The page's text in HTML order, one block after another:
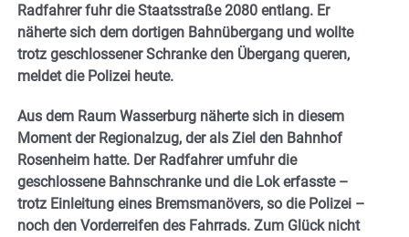
Radfahrer fuhr die Staatsstraße 2080 entlang. Er
näherte sich dem dortigen Bahnübergang und wollte
trotz geschlossener Schranke den Übergang queren,
meldet die Polizei heute.
Aus dem Raum Wasserburg näherte sich in diesem
Moment der Regionalzug, der als Ziel den Bahnhof
Rosenheim hatte. Der Radfahrer umfuhr die
geschlossene Bahnschranke und die Lok erfasste –
trotz Einleitung eines Bremsmanövers, so die Polizei –
noch den Vorderreifen des Fahrrads. Zum Glück nicht